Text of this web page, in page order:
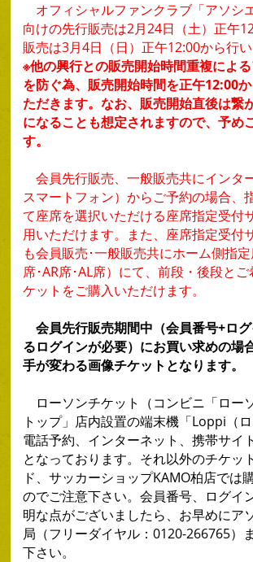
オフィシャルファンクラブ「アソシ
向けの先行販売は2月24日（土）正午
販売は3月4日（日）正午12:00から行い
※他の興行との販売開始時間重複によ
を防ぐ為、販売開始時間を正午12:00
ただきます。なお、販売開始直後は繋
になることも想定されますので、予め
す。
会員先行販売、一般販売共にインタ
スマートフォン）からご予約の場合、
て座席を選択いただける座席指定受付
用いただけます。また、座席指定受付
も会員販売･一般販売共にホーム側指
席･AR席･AL席）にて、前段・後段と
ケットをご購入いただけます。
会員先行販売期間中（会員番号+ロ
るログインが必要）にお買い求めの場
手が変わる画像チケットとなります。
ローソンチケット（コンビニ「ロー
トップ」店内設置の端末機「Loppi（ロ
電話予約、インターネット、携帯サイ
となっております。それ以外のチケッ
ド、サッカーショップKAMO柏店では
のでご注意下さい。会員番号、ログイ
明な点がございましたら、お早めにア
局（フリーダイヤル：0120-266765）
下さい。